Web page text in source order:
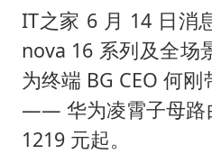
白海
浙江
IT之家 6 月 14 日消
nova 16 系列及全场
为终端 BG CEO 何
—— 华为凌霄子母路
1219 元起。